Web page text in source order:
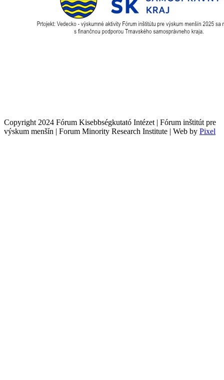
Copyright 2024 Fórum Kisebbségkutató Intézet | Fórum inštitút pre
výskum menšín | Forum Minority Research Institute | Web by Pixel